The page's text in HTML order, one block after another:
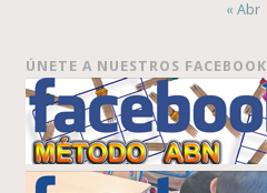
« Abr
ÚNETE A NUESTROS FACEBOOK